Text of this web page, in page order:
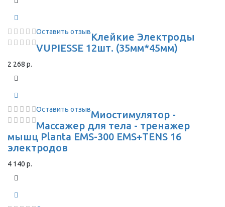
Оставить отзывКлейкие Электроды
VUPIESSE 12шт. (35мм*45мм)
2 268 р.
Оставить отзывМиостимулятор -
Массажер для тела - тренажер
мышц Planta EMS-300 EMS+TENS 16
электродов
4 140 р.